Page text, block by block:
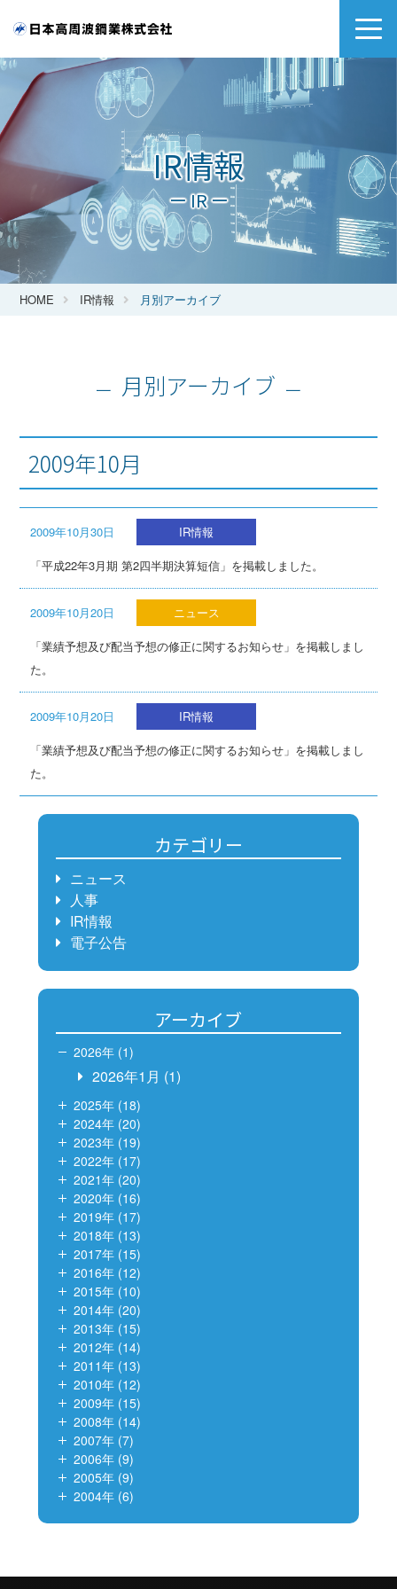
IR情報
ー IR ー
HOME IR情報 月別アーカイブ
月別アーカイブ
2009年10月
2009年10月30日
IR情報
「平成22年3月期 第2四半期決算短信」を掲載しました。
2009年10月20日
ニュース
「業績予想及び配当予想の修正に関するお知らせ」を掲載しまし
た。
2009年10月20日
IR情報
「業績予想及び配当予想の修正に関するお知らせ」を掲載しまし
た。
カテゴリー
ニュース
人事
IR情報
電子公告
アーカイブ
2026年 (1)
2026年1月 (1)
2025年 (18)
2024年 (20)
2023年 (19)
2022年 (17)
2021年 (20)
2020年 (16)
2019年 (17)
2018年 (13)
2017年 (15)
2016年 (12)
2015年 (10)
2014年 (20)
2013年 (15)
2012年 (14)
2011年 (13)
2010年 (12)
2009年 (15)
2008年 (14)
2007年 (7)
2006年 (9)
2005年 (9)
2004年 (6)